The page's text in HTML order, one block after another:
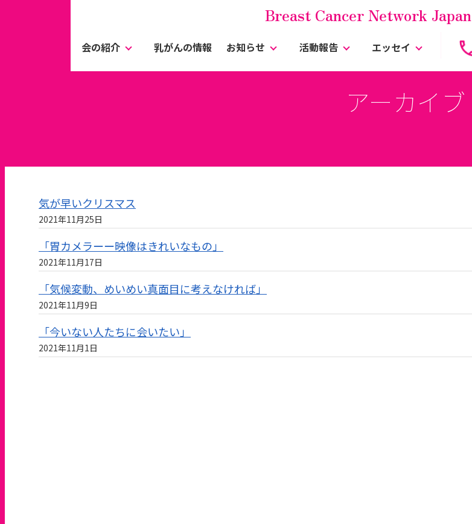
Breast Cancer Network Japan
会の紹介 乳がんの情報 お知らせ 活動報告 エッセイ
アーカイブ
気が早いクリスマス
2021年11月25日
「胃カメラーー映像はきれいなもの」
2021年11月17日
「気候変動、めいめい真面目に考えなければ」
2021年11月9日
「今いない人たちに会いたい」
2021年11月1日